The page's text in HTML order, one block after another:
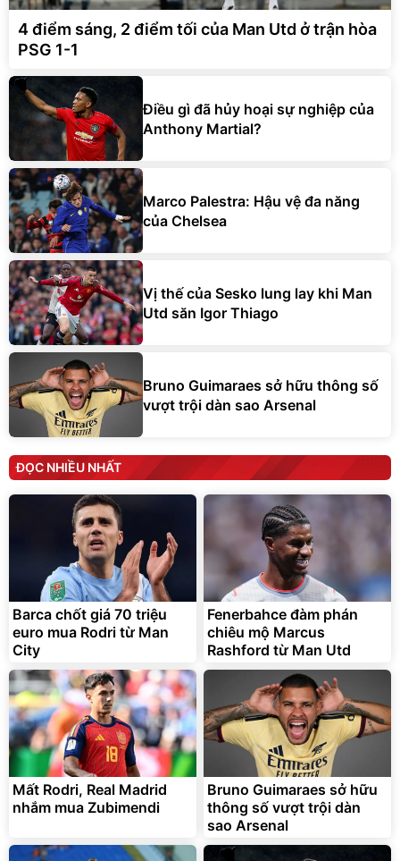
4 điểm sáng, 2 điểm tối của Man Utd ở trận hòa
PSG 1-1
Điều gì đã hủy hoại sự nghiệp của
Anthony Martial?
Marco Palestra: Hậu vệ đa năng
của Chelsea
Vị thế của Sesko lung lay khi Man
Utd săn Igor Thiago
Bruno Guimaraes sở hữu thông số
vượt trội dàn sao Arsenal
ĐỌC NHIỀU NHẤT
Barca chốt giá 70 triệu
euro mua Rodri từ Man
City
Fenerbahce đàm phán
chiêu mộ Marcus
Rashford từ Man Utd
Mất Rodri, Real Madrid
nhắm mua Zubimendi
Bruno Guimaraes sở hữu
thông số vượt trội dàn
sao Arsenal